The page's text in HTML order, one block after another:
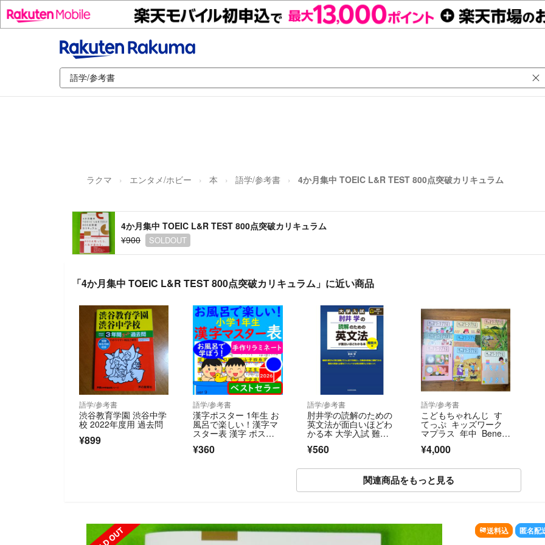
ラクマ エンタメ/ホビー 本 語学/参考書 4か月集中 TOEIC L&R TEST 800点突破カリキュラム
4か月集中 TOEIC L&R TEST 800点突破カリキュラム
¥900
SOLDOUT
「4か月集中 TOEIC L&R TEST 800点突破カリキュラム」に近い商品
語学/参考書
渋谷教育学園 渋谷中学
校 2022年度用 過去問
¥899
語学/参考書
漢字ポスター 1年生 お
風呂で楽しい！漢字マ
スター表 漢字 ポスタ
ー 漢検
¥360
語学/参考書
肘井学の読解のための
英文法が面白いほどわ
かる本 大学入試 難関
大編 肘井学（単行本）
¥560
語学/参考書
こどもちゃれんじ す
てっぷ キッズワーク
マプラス 年中 Beness
e ベネッセ ドリル
¥4,000
関連商品をもっと見る
SOLD OUT SOLD OUT
送料込 匿名配